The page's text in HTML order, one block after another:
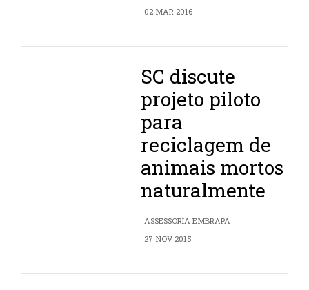
02 MAR 2016
SC discute
projeto piloto
para
reciclagem de
animais mortos
naturalmente
ASSESSORIA EMBRAPA
27 NOV 2015